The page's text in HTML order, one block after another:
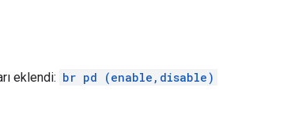
eklendi: br pd (enable,disable)